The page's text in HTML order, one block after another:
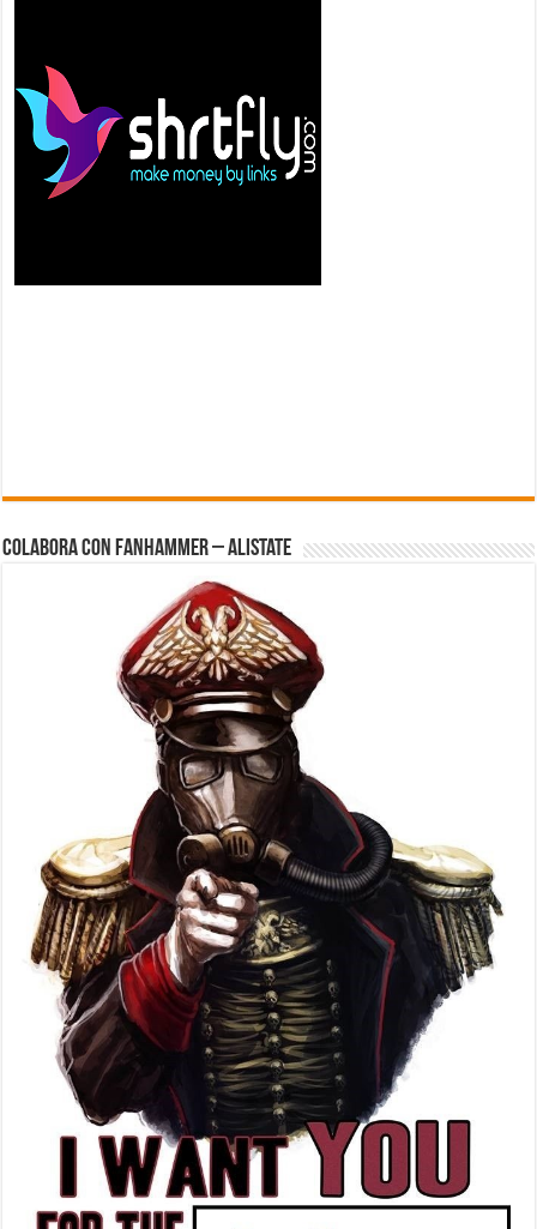
Colabora con FanHammer – Alistate